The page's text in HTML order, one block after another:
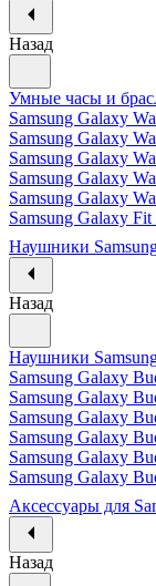
Назад
Умные часы и
Samsung Galaxy
Samsung Galaxy
Samsung Galaxy
Samsung Galaxy
Samsung Galaxy
Samsung Galaxy Fit
Наушники
Назад
Наушники
Samsung Galaxy
Samsung Galaxy
Samsung Galaxy
Samsung Galaxy
Samsung Galaxy
Samsung Galaxy
Аксессуары для
Назад